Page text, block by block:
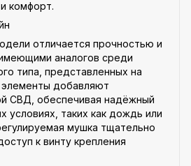
комфорт.
отличается прочностью и
аналогов среди
типа, представленных на
добавляют
СВД, обеспечивая надёжный
условиях, таких как дождь или
мушка тщательно
к винту крепления